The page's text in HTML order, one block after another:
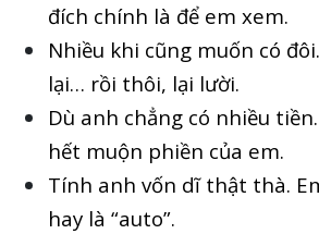
đích chính là để em xem.
Nhiều khi cũng muốn có
lại… rồi thôi, lại lười.
Dù anh chẳng có nhiều
hết muộn phiền của em.
Tính anh vốn dĩ thật thà.
hay là “auto”.